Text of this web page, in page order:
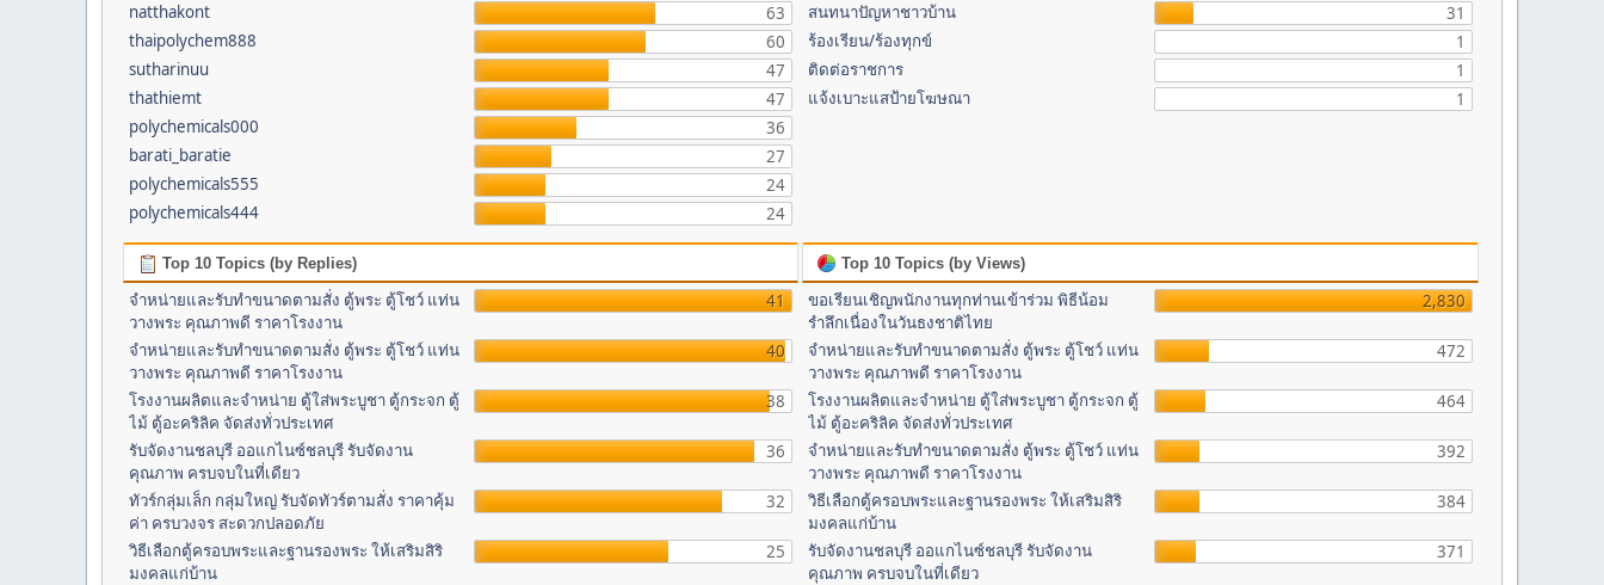
natthakont
63
thaipolychem888
60
sutharinuu
47
thathiemt
47
polychemicals000
36
barati_baratie
27
polychemicals555
24
polychemicals444
24
สนทนาปัญหาชาวบ้าน
31
ร้องเรียน/ร้องทุกข์
1
ติดต่อราชการ
1
แจ้งเบาะแสป้ายโฆษณา
1
Top 10 Topics (by Replies)
จำหน่ายและรับทำขนาดตามสั่ง ตู้พระ ตู้โชว์ แท่น
วางพระ คุณภาพดี ราคาโรงงาน
41
จำหน่ายและรับทำขนาดตามสั่ง ตู้พระ ตู้โชว์ แท่น
วางพระ คุณภาพดี ราคาโรงงาน
40
โรงงานผลิตและจำหน่าย ตู้ใส่พระบูชา ตู้กระจก ตู้
ไม้ ตู้อะคริลิค จัดส่งทั่วประเทศ
38
รับจัดงานชลบุรี ออแกไนซ์ชลบุรี รับจัดงาน
คุณภาพ ครบจบในที่เดียว
36
ทัวร์กลุ่มเล็ก กลุ่มใหญ่ รับจัดทัวร์ตามสั่ง ราคาคุ้ม
ค่า ครบวงจร สะดวกปลอดภัย
32
วิธีเลือกตู้ครอบพระและฐานรองพระ ให้เสริมสิริ
มงคลแก่บ้าน
25
Top 10 Topics (by Views)
ขอเรียนเชิญพนักงานทุกท่านเข้าร่วม พิธีน้อม
รำลึกเนื่องในวันธงชาติไทย
2,830
จำหน่ายและรับทำขนาดตามสั่ง ตู้พระ ตู้โชว์ แท่น
วางพระ คุณภาพดี ราคาโรงงาน
472
โรงงานผลิตและจำหน่าย ตู้ใส่พระบูชา ตู้กระจก ตู้
ไม้ ตู้อะคริลิค จัดส่งทั่วประเทศ
464
จำหน่ายและรับทำขนาดตามสั่ง ตู้พระ ตู้โชว์ แท่น
วางพระ คุณภาพดี ราคาโรงงาน
392
วิธีเลือกตู้ครอบพระและฐานรองพระ ให้เสริมสิริ
มงคลแก่บ้าน
384
รับจัดงานชลบุรี ออแกไนซ์ชลบุรี รับจัดงาน
คุณภาพ ครบจบในที่เดียว
371